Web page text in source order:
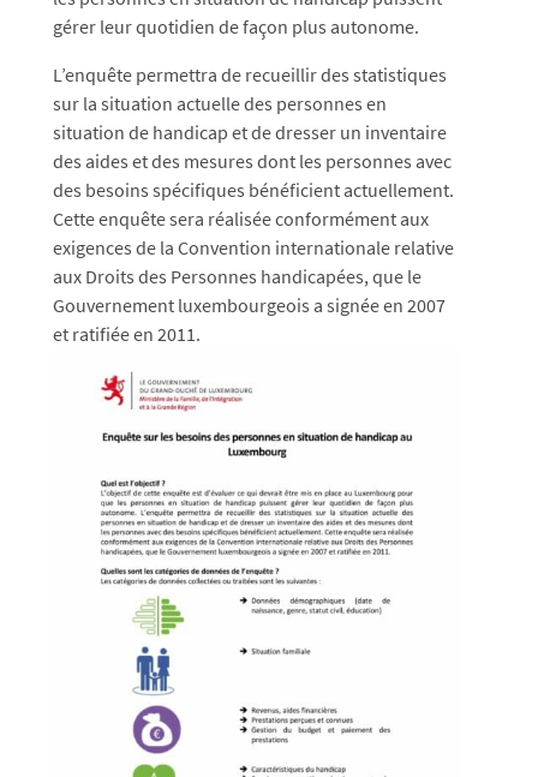
gérer leur quotidien de façon plus autonome.
L’enquête permettra de recueillir des statistiques
sur la situation actuelle des personnes en
situation de handicap et de dresser un inventaire
des aides et des mesures dont les personnes avec
des besoins spécifiques bénéficient actuellement.
Cette enquête sera réalisée conformément aux
exigences de la Convention internationale relative
aux Droits des Personnes handicapées, que le
Gouvernement luxembourgeois a signée en 2007
et ratifiée en 2011.